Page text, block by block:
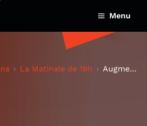
Menu
La Matinale de 19h Augmentation de la militarisation & Week-end engag...